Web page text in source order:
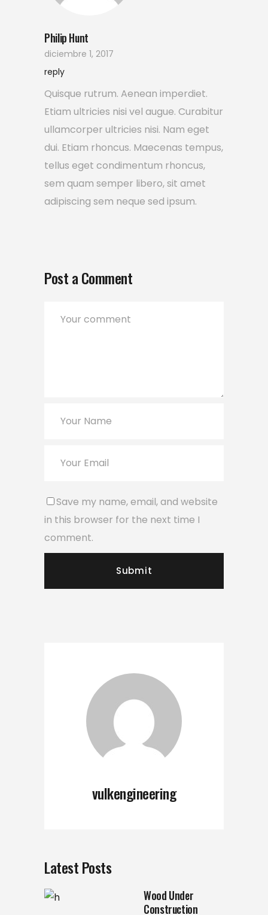
Philip Hunt
diciembre 1, 2017
reply
Quisque rutrum. Aenean imperdiet.
Etiam ultricies nisi vel augue. Curabitur
ullamcorper ultricies nisi. Nam eget
dui. Etiam rhoncus. Maecenas tempus,
tellus eget condimentum rhoncus,
sem quam semper libero, sit amet
adipiscing sem neque sed ipsum.
Post a Comment
Save my name, email, and website
in this browser for the next time I
comment.
vulkengineering
Latest Posts
Wood Under
Construction